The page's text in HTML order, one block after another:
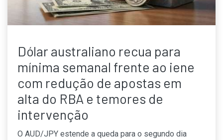
Dólar australiano recua para
mínima semanal frente ao iene
com redução de apostas em
alta do RBA e temores de
intervenção
O AUD/JPY estende a queda para o segundo dia